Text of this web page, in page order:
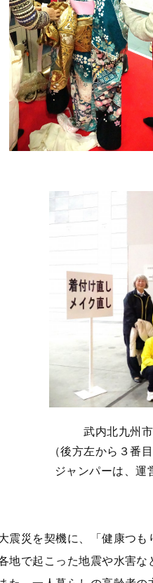
武内北九州
（後方左から３番
ジャンパーは、運
災を契機に、「健康つ
地で起こった地震や水害